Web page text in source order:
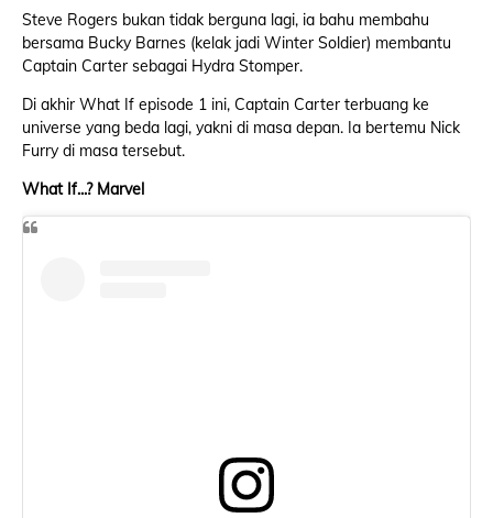
Steve Rogers bukan tidak berguna lagi, ia bahu membahu
bersama Bucky Barnes (kelak jadi Winter Soldier) membantu
Captain Carter sebagai Hydra Stomper.
Di akhir What If episode 1 ini, Captain Carter terbuang ke
universe yang beda lagi, yakni di masa depan. Ia bertemu Nick
Furry di masa tersebut.
What If...? Marvel